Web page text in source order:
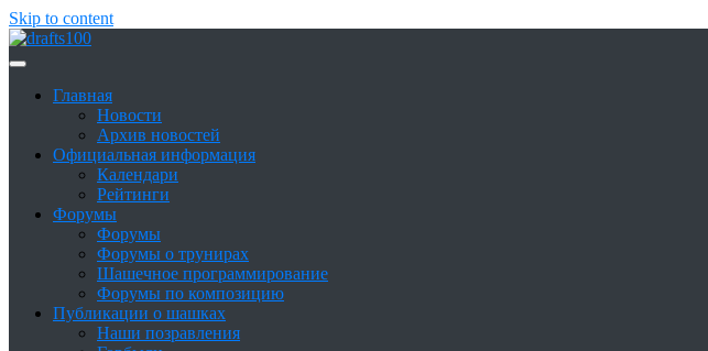
Skip to content
Шашки в России
Главная
Новости
Архив новостей
Официальная информация
Календари
Рейтинги
Форумы
Форумы
Форумы о трунирах
Шашечное программирование
Форумы по композицию
Публикации о шашках
Наши позравления